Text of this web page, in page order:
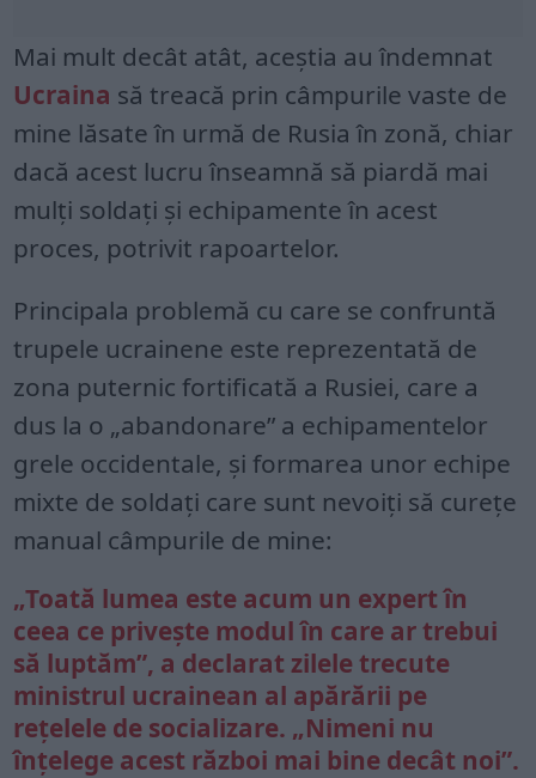
Mai mult decât atât, aceștia au îndemnat
Ucraina să treacă prin câmpurile vaste de
mine lăsate în urmă de Rusia în zonă, chiar
dacă acest lucru înseamnă să piardă mai
mulți soldați și echipamente în acest
proces, potrivit rapoartelor.
Principala problemă cu care se confruntă
trupele ucrainene este reprezentată de
zona puternic fortificată a Rusiei, care a
dus la o „abandonare” a echipamentelor
grele occidentale, și formarea unor echipe
mixte de soldați care sunt nevoiți să curețe
manual câmpurile de mine:
„Toată lumea este acum un expert în
ceea ce privește modul în care ar trebui
să luptăm”, a declarat zilele trecute
ministrul ucrainean al apărării pe
rețelele de socializare. „Nimeni nu
înțelege acest război mai bine decât noi”.